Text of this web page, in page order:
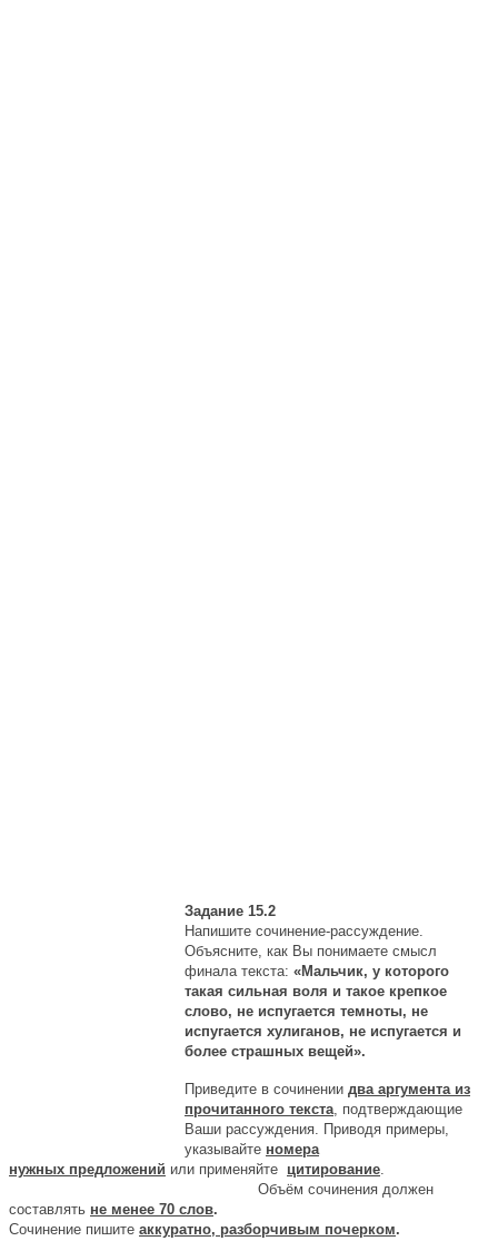
Задание 15.2
Напишите сочинение-рассуждение.
Объясните, как Вы понимаете смысл
финала текста: «Мальчик, у которого
такая сильная воля и такое крепкое
слово, не испугается темноты, не
испугается хулиганов, не испугается и
более страшных вещей».
Приведите в сочинении два аргумента из
прочитанного текста , подтверждающие
Ваши рассуждения. Приводя примеры,
указывайте номера
нужных предложений или применяйте цитирование
Объём сочинения должен
составлять не менее 70 слов.
Сочинение пишите аккуратно, разборчивым почерком.